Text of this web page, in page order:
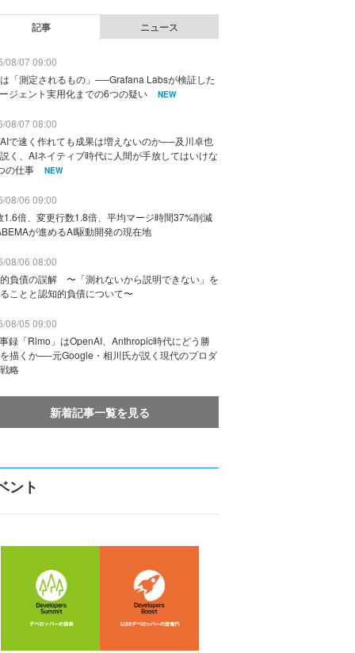
記事 ニュース
08/07 09:00
「測定されるもの」──Grafana Labsが検証した
ジェント実用化までの6つの疑い
NEW
08/07 08:00
で速く作れても成果は増えないのか──及川卓也
く、AIネイティブ時代に人間が手放してはいけな
の仕事
NEW
08/06 09:00
1.6倍、変更行数1.8倍、平均マージ時間37%削減
が進めるAI駆動開発の現在地
08/06 08:00
負債の誤解 〜「測れないから説明できない」を
ことと認知的負債について〜
08/05 09:00
録「Rimo」はOpenAI、Anthropic時代にどう勝
描くか──元Google・相川氏が説く現代のプロダ
略
新着記事一覧を見る
ント